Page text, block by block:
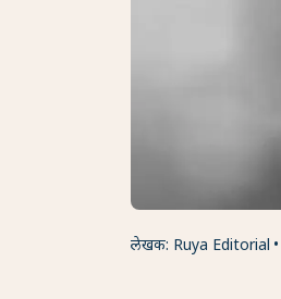
लेखक: Ruya Editorial